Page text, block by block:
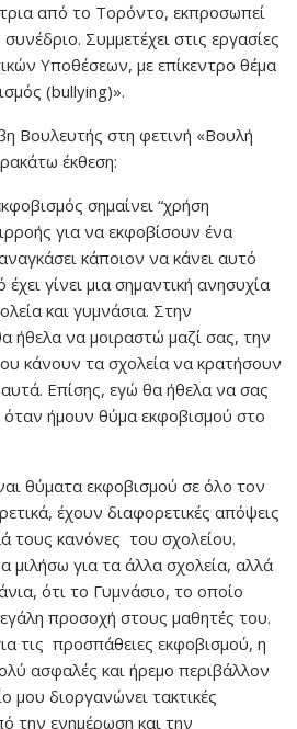
από το Τορόντο, εκπροσωπεί
Συμμετέχει στις εργασίες
Υποθέσεων, με επίκεντρο θέμα
(bullying)».
Βουλευτής στη φετινή «Βουλή
έκθεση:
σημαίνει “χρήση
για να εκφοβίσουν ένα
κάποιον να κάνει αυτό
γίνει μια σημαντική ανησυχία
και γυμνάσια. Στην
ήθελα να μοιραστώ μαζί σας, την
κάνουν τα σχολεία να κρατήσουν
Επίσης, εγώ θα ήθελα να σας
όταν ήμουν θύμα εκφοβισμού στο
θύματα εκφοβισμού σε όλο τον
έχουν διαφορετικές απόψεις
τους κανόνες του σχολείου.
για τα άλλα σχολεία, αλλά
ότι το Γυμνάσιο, το οποίο
προσοχή στους μαθητές του.
τις προσπάθειες εκφοβισμού, η
ασφαλές και ήρεμο περιβάλλον
μου διοργανώνει τακτικές
την ενημέρωση και την